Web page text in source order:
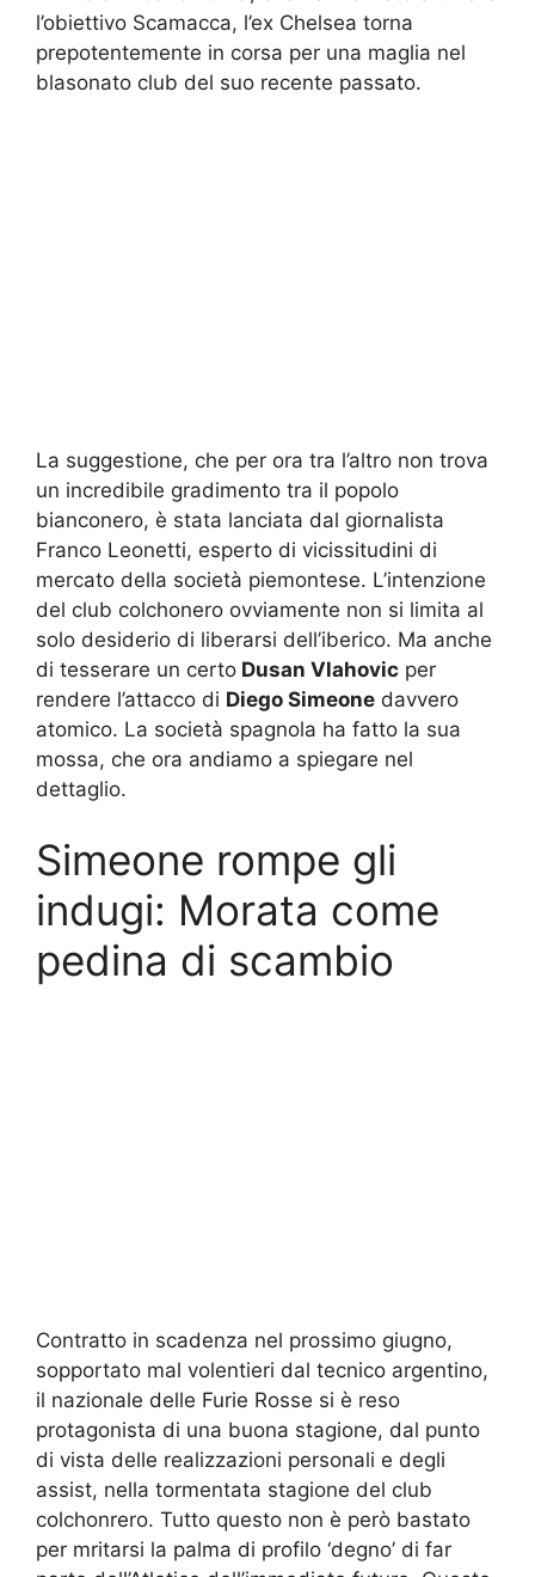
l’obiettivo Scamacca, l’ex Chelsea torna
prepotentemente in corsa per una maglia nel
blasonato club del suo recente passato.
La suggestione, che per ora tra l’altro non trova
un incredibile gradimento tra il popolo
bianconero, è stata lanciata dal giornalista
Franco Leonetti, esperto di vicissitudini di
mercato della società piemontese. L’intenzione
del club colchonero ovviamente non si limita al
solo desiderio di liberarsi dell’iberico. Ma anche
di tesserare un certo Dusan Vlahovic per
rendere l’attacco di Diego Simeone davvero
atomico. La società spagnola ha fatto la sua
mossa, che ora andiamo a spiegare nel
dettaglio.
Simeone rompe gli
indugi: Morata come
pedina di scambio
Contratto in scadenza nel prossimo giugno,
sopportato mal volentieri dal tecnico argentino,
il nazionale delle Furie Rosse si è reso
protagonista di una buona stagione, dal punto
di vista delle realizzazioni personali e degli
assist, nella tormentata stagione del club
colchonrero. Tutto questo non è però bastato
per mritarsi la palma di profilo ‘degno’ di far